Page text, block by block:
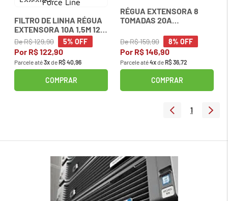
FILTRO DE LINHA RÉGUA
EXTENSORA 10A 1,5M 12
TOMADAS 0091000001
FORCE LINE
DeR$129,90 5% OFF
Por R$122,90
Parcele até3xdeR$40,96
COMPRAR
RÉGUA EXTENSORA 8
TOMADAS 20A
DeR$159,90 8% OFF
Por R$146,90
Parcele até4xdeR$36,72
COMPRAR
1